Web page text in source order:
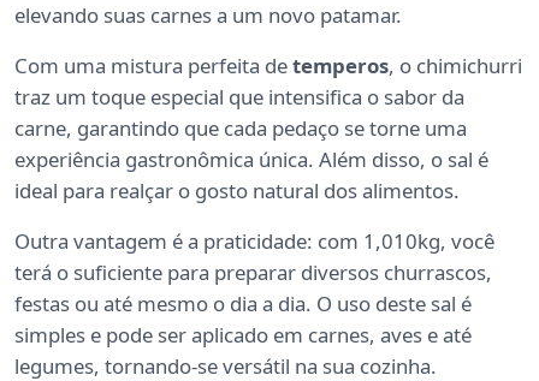
elevando suas carnes a um novo patamar.
Com uma mistura perfeita detemperos, o chimichurri
traz um toque especial que intensifica o sabor da
carne, garantindo que cada pedaço se torne uma
experiência gastronômica única. Além disso, o sal é
ideal para realçar o gosto natural dos alimentos.
Outra vantagem é a praticidade: com 1,010kg, você
terá o suficiente para preparar diversos churrascos,
festas ou até mesmo o dia a dia. O uso deste sal é
simples e pode ser aplicado em carnes, aves e até
legumes, tornando-se versátil na sua cozinha.